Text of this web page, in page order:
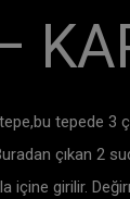
tepede 3
çıkan
girilir.